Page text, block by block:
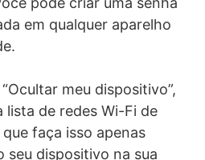
em qualquer aparelho
meu dispositivo”,
lista de redes Wi-Fi de
faça isso apenas
seu dispositivo na sua